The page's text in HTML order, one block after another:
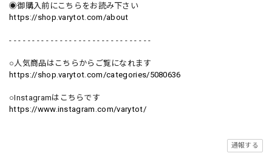
◉御購入前にこちらをお読み下さい
https://shop.varytot.com/about
- - - - - - - - - - - - - - - - - - - - - - - - - - - - - - -
○人気商品はこちらからご覧になれます
https://shop.varytot.com/categories/5080636
○Instagramはこちらです
https://www.instagram.com/varytot/
通報する